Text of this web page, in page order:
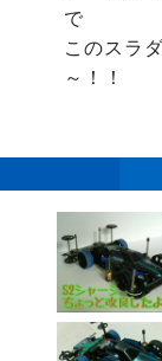
で
このスラ
～！！